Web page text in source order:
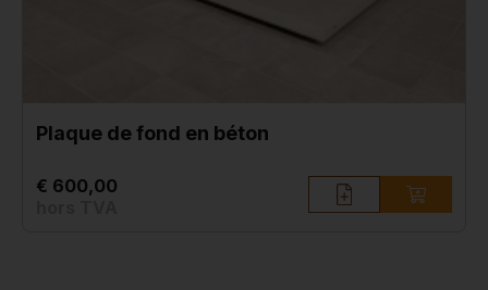
Plaque de fond en béton
€ 600,00